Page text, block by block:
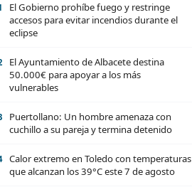
El Gobierno prohíbe fuego y restringe
accesos para evitar incendios durante el
eclipse
El Ayuntamiento de Albacete destina
50.000€ para apoyar a los más
vulnerables
Puertollano: Un hombre amenaza con
cuchillo a su pareja y termina detenido
Calor extremo en Toledo con temperaturas
que alcanzan los 39°C este 7 de agosto